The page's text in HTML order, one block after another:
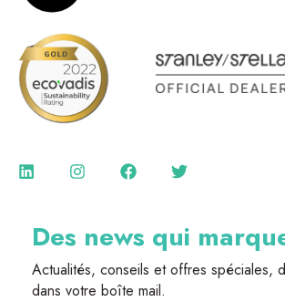
Des news qui
Actualités, conseils et offres spéciales,
dans votre boîte mail.